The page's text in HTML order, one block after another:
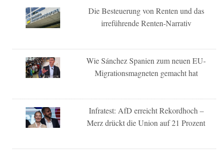
Die Besteuerung von Renten und das
irreführende Renten-Narrativ
Wie Sánchez Spanien zum neuen EU-
Migrationsmagneten gemacht hat
Infratest: AfD erreicht Rekordhoch –
Merz drückt die Union auf 21 Prozent